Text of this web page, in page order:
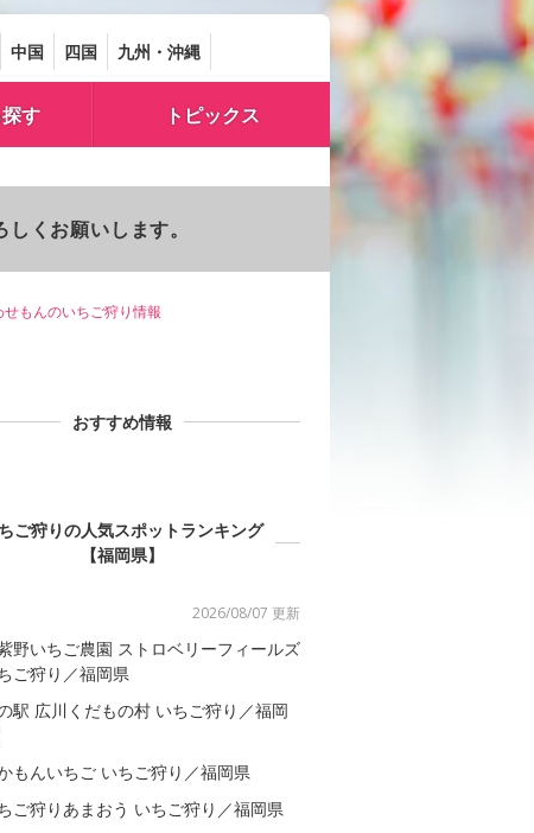
中国 四国 九州・沖縄
す トピックス
くお願いします。
もんのいちご狩り情報
おすすめ情報
ご狩りの人気スポットランキング
【福岡県】
2026/08/07 更新
野いちご農園 ストロベリーフィールズ
ご狩り／福岡県
駅 広川くだもの村 いちご狩り／福岡
もんいちご いちご狩り／福岡県
ご狩りあまおう いちご狩り／福岡県